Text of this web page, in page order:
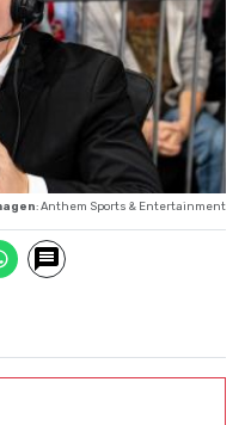
: Anthem Sports & Entertainment